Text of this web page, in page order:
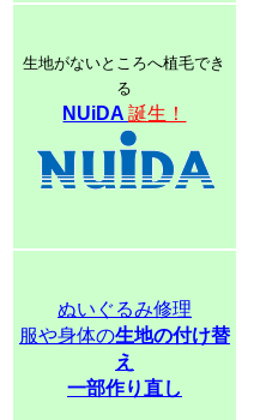
生地がないところへ植毛でき
る
NUiDA誕生！
ぬいぐるみ修理
服や身体の生地の付け替
え
一部作り直し